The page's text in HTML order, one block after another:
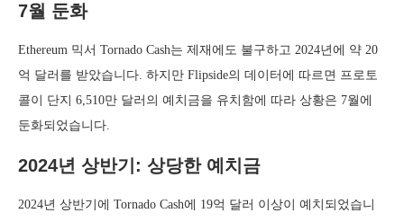
7월 둔화
Ethereum 믹서 Tornado Cash는 제재에도 불구하고 2024년에 약 20
억 달러를 받았습니다. 하지만 Flipside의 데이터에 따르면 프로토
콜이 단지 6,510만 달러의 예치금을 유치함에 따라 상황은 7월에
둔화되었습니다.
2024년 상반기: 상당한 예치금
2024년 상반기에 Tornado Cash에 19억 달러 이상이 예치되었습니